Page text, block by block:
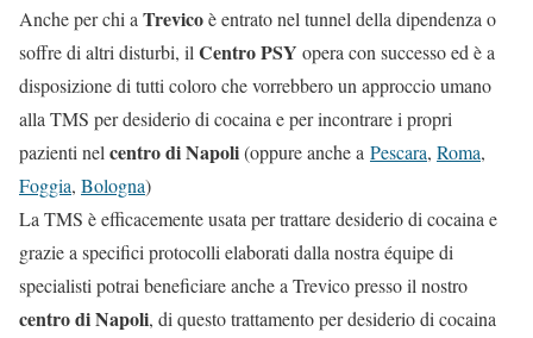
Anche per chi aTrevicoè entrato nel tunnel della dipendenza o
soffre di altri disturbi, ilCentro PSY opera con successo ed è a
disposizione di tutti coloro che vorrebbero un approccio umano
alla TMS per desiderio di cocaina e per incontrare i propri
pazienti nelcentro di Napoli(oppure anche a Pescara, Roma,
Foggia, Bologna)
La TMS è efficacemente usata per trattare desiderio di cocaina e
grazie a specifici protocolli elaborati dalla nostra équipe di
specialisti potrai beneficiare anche a Trevico presso il nostro
centro di Napoli, di questo trattamento per desiderio di cocaina